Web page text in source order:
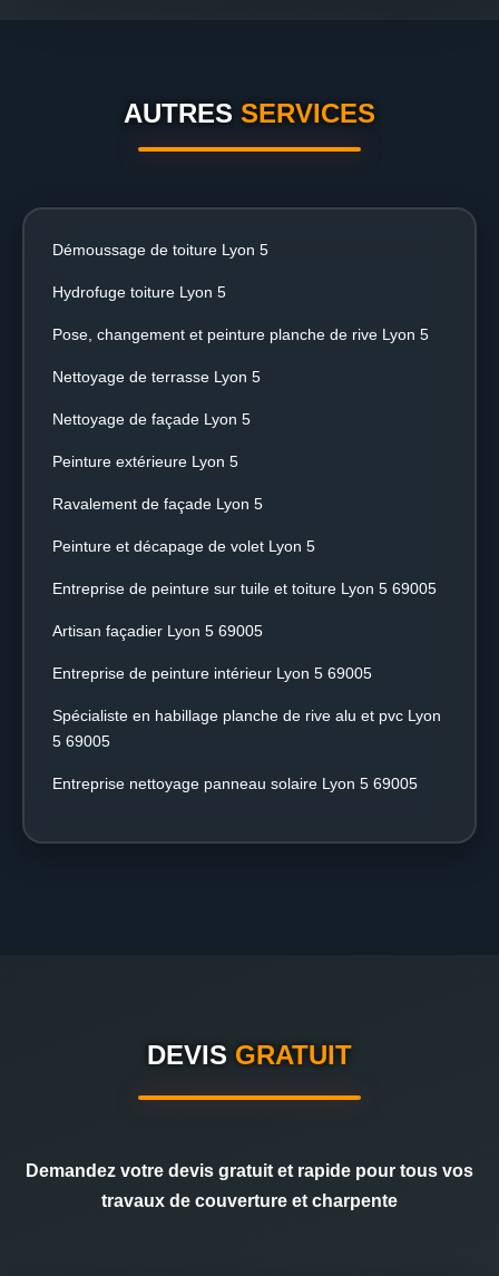
AUTRES SERVICES
Démoussage de toiture Lyon 5
Hydrofuge toiture Lyon 5
Pose, changement et peinture planche de rive Lyon 5
Nettoyage de terrasse Lyon 5
Nettoyage de façade Lyon 5
Peinture extérieure Lyon 5
Ravalement de façade Lyon 5
Peinture et décapage de volet Lyon 5
Entreprise de peinture sur tuile et toiture Lyon 5 69005
Artisan façadier Lyon 5 69005
Entreprise de peinture intérieur Lyon 5 69005
Spécialiste en habillage planche de rive alu et pvc Lyon
5 69005
Entreprise nettoyage panneau solaire Lyon 5 69005
DEVIS GRATUIT
Demandez votre devis gratuit et rapide pour tous vos
travaux de couverture et charpente